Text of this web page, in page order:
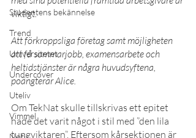
Studentens bekännelse
Trend
Universitetet
Undercover
Uteliv
Vimmel
viktigt.
Att förkroppsliga företag samt möjligheten
att få sommarjobb, examensarbete och
heltidstjänster är några huvudsyftena,
poängterar Alice.
Om TekNat skulle tillskrivas ett epitet
hade det varit något i stil med ”den lila
tungviktaren”. Eftersom kårsektionen är